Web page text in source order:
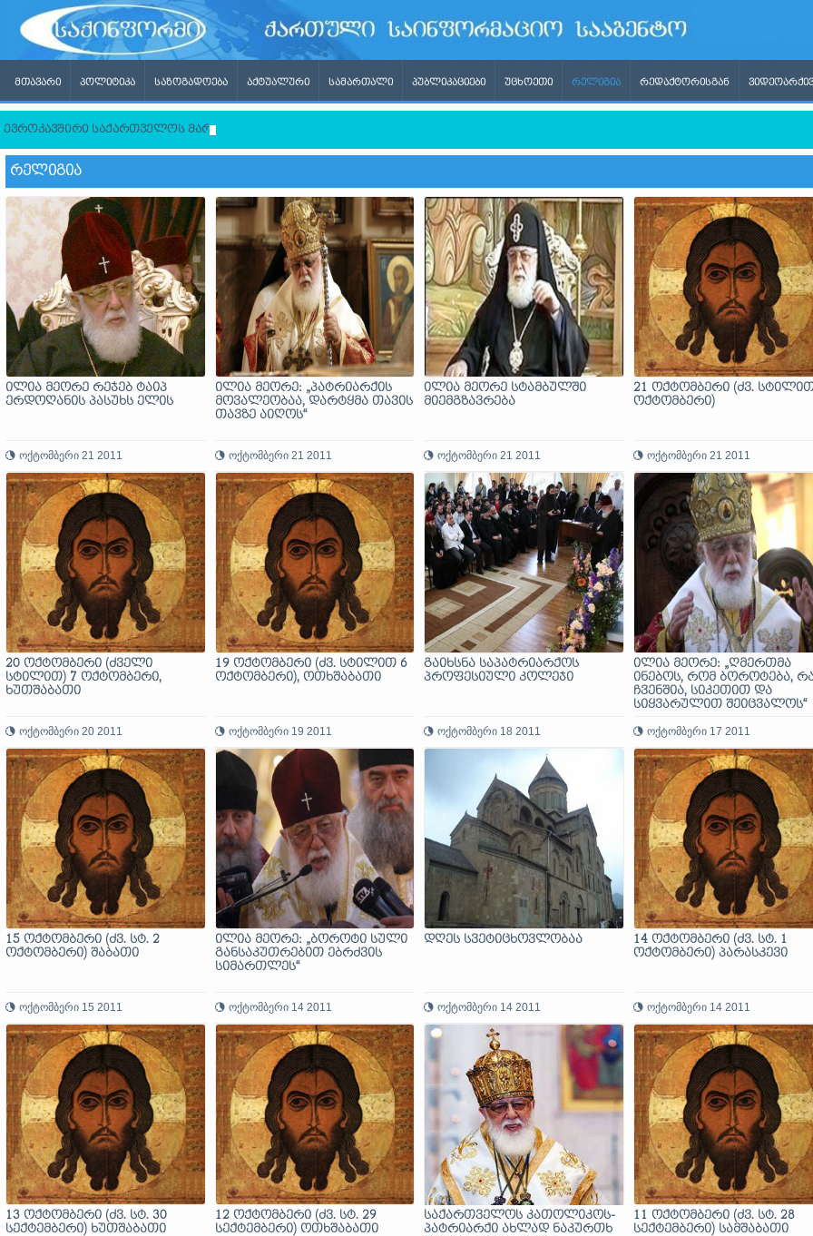
ᲛᲗᲐᲕᲐᲠᲘ ᲞᲝᲚᲘᲢᲘᲙᲐ ᲡᲐᲖᲝᲒᲐᲓᲝᲔᲑᲐ ᲐᲥᲢᲣᲐᲚᲣᲠᲘ ᲡᲐᲛᲐᲠᲗᲐᲚᲘ ᲞᲣᲑᲚᲘᲙᲐᲪᲘᲔᲑᲘ ᲣᲪᲮᲝᲔᲗᲘ ᲠᲔᲚᲘᲒᲘᲐ ᲠᲔᲓᲐᲥᲢᲝᲠᲘᲡᲒᲐᲜ
ევროკავშირი საქართველოს მართლმადიდებელი ეკლესიისგან ლგბტ პროპაგანდას ითხოვდა, ხოლო უარის თქმის შემდეგ ის
ᲠᲔᲚᲘᲒᲘᲐ
ილია მეორე რეჯებ ტაიპ
ერდოღანის პასუხს ელის
ოქტომბერი 21 2011
ილია მეორე: „პატრიარქის
მოვალეობაა, დარტყმა თავის
თავზე აიღოს“
ოქტომბერი 21 2011
ილია მეორე სტამბულში
მიემგზავრება
ოქტომბერი 21 2011
21 ოქტომბერი (ძვ.
ოქტომბერი)
ოქტომბერი 21 2011
20 ოქტომბერი (ძველი
სტილით) 7 ოქტომბერი,
ხუთშაბათი
ოქტომბერი 20 2011
19 ოქტომბერი (ძვ. სტილით 6
ოქტომბერი), ოთხშაბათი
ოქტომბერი 19 2011
გაიხსნა საპატრიარქოს
პროფესიული კოლეჯი
ოქტომბერი 18 2011
ილია მეორე: „ღმერთმა
ინებოს, რომ ბოროტება,
ჩვენშია, სიკეთით და
სიყვარულით შეიცვალოს“
ოქტომბერი 17 2011
15 ოქტომბერი (ძვ. სტ. 2
ოქტომბერი) შაბათი
ოქტომბერი 15 2011
ილია მეორე: „ბოროტი სული
განსაკუთრებით ებრძვის
სიმართლეს“
ოქტომბერი 14 2011
დღეს სვეტიცხოვლობაა
ოქტომბერი 14 2011
14 ოქტომბერი (ძვ. სტ. 1
ოქტომბერი) პარასკევი
ოქტომბერი 14 2011
13 ოქტომბერი (ძვ. სტ. 30
სექტემბერი) ხუთშაბათი
12 ოქტომბერი (ძვ. სტ. 29
სექტემბერი) ოთხშაბათი
საქართველოს კათოლიკოს-
პატრიარქი ახლად ნაკურთხ
11 ოქტომბერი (ძვ. სტ. 28
სექტემბერი) სამშაბათი